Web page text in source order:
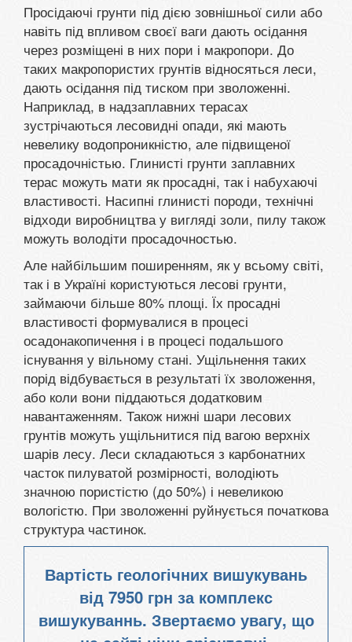
Просідаючі грунти під дією зовнішньої сили або
навіть під впливом своєї ваги дають осідання
через розміщені в них пори і макропори. До
таких макропористих грунтів відносяться леси,
дають осідання під тиском при зволоженні.
Наприклад, в надзаплавних терасах
зустрічаються лесовидні опади, які мають
невелику водопроникністю, але підвищеної
просадочністью. Глинисті грунти заплавних
терас можуть мати як просадні, так і набухаючі
властивості. Насипні глинисті породи, технічні
відходи виробництва у вигляді золи, пилу також
можуть володіти просадочностью.
Але найбільшим поширенням, як у всьому світі,
так і в Україні користуються лесові грунти,
займаючи більше 80% площі. Їх просадні
властивості формувалися в процесі
осадонакопичення і в процесі подальшого
існування у вільному стані. Ущільнення таких
порід відбувається в результаті їх зволоження,
або коли вони піддаються додатковим
навантаженням. Також нижні шари лесових
грунтів можуть ущільнитися під вагою верхніх
шарів лесу. Леси складаються з карбонатних
часток пилуватой розмірності, володіють
значною пористістю (до 50%) і невеликою
вологістю. При зволоженні руйнується початкова
структура частинок.
Вартість геологічних вишукувань
від 7950 грн за комплекс
вишукуваннь. Звертаємо увагу, що